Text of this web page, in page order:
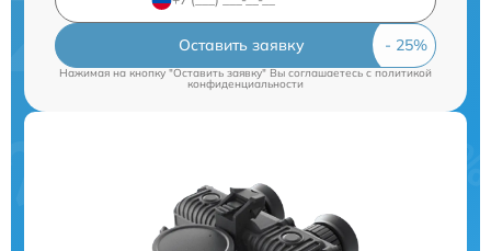
Оставить заявку
Нажимая на кнопку "Оставить заявку" Вы соглашаетесь cполитикой
конфиденциальности